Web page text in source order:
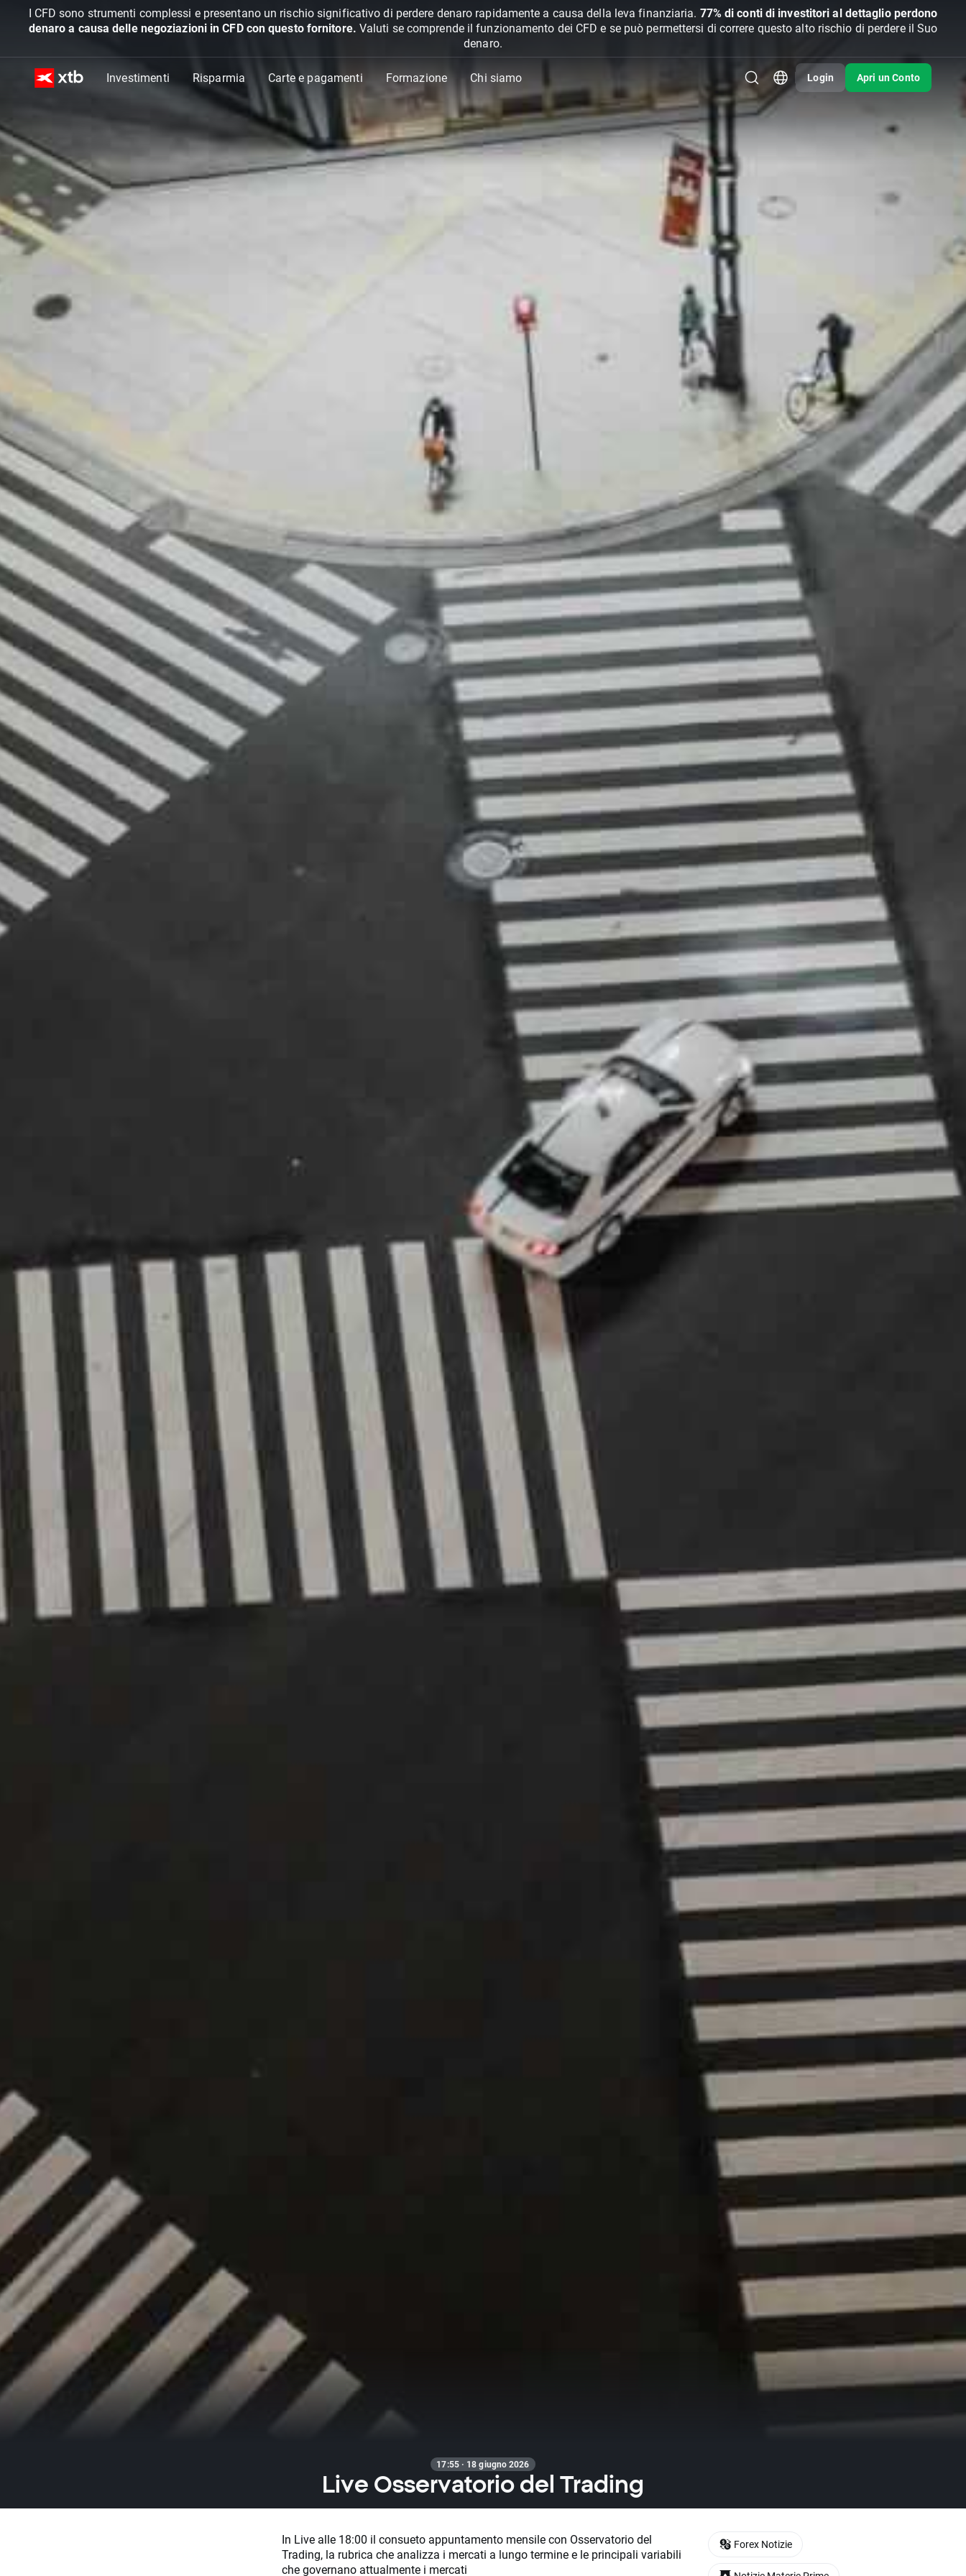
I CFD sono strumenti complessi e presentano un rischio significativo di perdere denaro rapidamente a causa della leva finanziaria. 77% di conti di investitori al dettaglio perdono
denaro a causa delle negoziazioni in CFD con questo fornitore. Valuti se comprende il funzionamento dei CFD e se può permettersi di correre questo alto rischio di perdere il Suo
denaro.
Investimenti Risparmia Carte e pagamenti Formazione Chi siamo Login Apri un Conto
17:55 · 18 giugno 2026
Live Osservatorio del Trading
In Live alle 18:00 il consueto appuntamento mensile con Osservatorio del
Trading, la rubrica che analizza i mercati a lungo termine e le principali variabili
che governano attualmente i mercati
Forex Notizie